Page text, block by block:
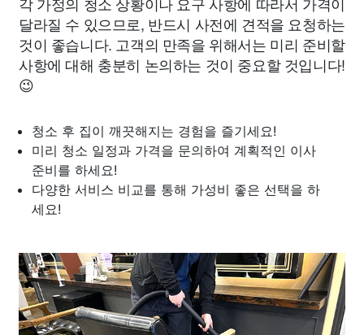
달라질 수 있으므로, 반드시 사전에 견적을 요청하는
것이 좋습니다. 고객의 만족을 위해서는 미리 준비할
사항에 대해 충분히 논의하는 것이 중요할 것입니다!
😉
청소 후 집이 깨끗해지는 경험을 즐기세요!
미리 청소 일정과 가격을 문의하여 계획적인 이사
준비를 하세요!
다양한 서비스 비교를 통해 가성비 좋은 선택을 하
세요!